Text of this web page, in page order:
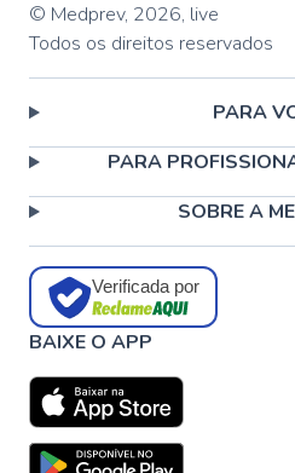
© Medprev, 2026, live
Todos os direitos reservados
PARA
PARA
SOBRE A
Verificada por
BAIXE O APP